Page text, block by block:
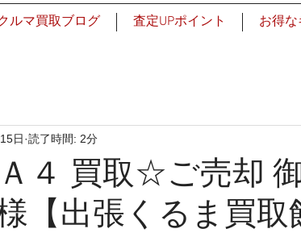
ルマ買取ブログ 査定UPポイント お得
４ 買取☆ご売却
【出張くるま買取
日 読了時間: 2分